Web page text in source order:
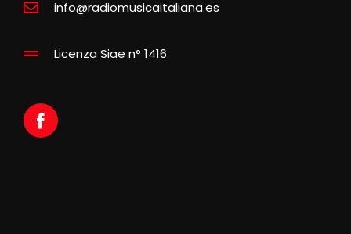
info@radiomusicaitaliana.es
Licenza Siae n° 1416